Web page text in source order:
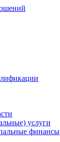
услуги
финансы